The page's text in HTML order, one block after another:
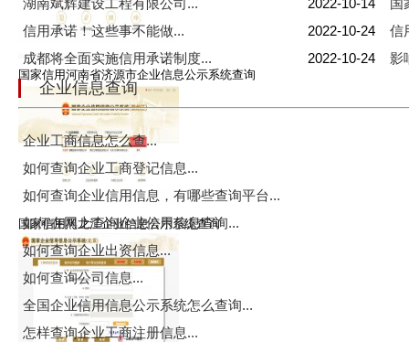
国家信用河南省济源市企业信息公示系统查询
国家信用黑龙江企业信息公示系统查询
湖南斌辉建设工程有限公司...
2022-10-14
信用承诺！这些事不能做...
2022-10-24
成都将全面实施信用承诺制度...
2022-10-24
国
信
影
企业信息查询
企业工商信息怎么查...
如何查询企业工商登记信息...
如何查询企业信用信息，有哪些查询平台...
如何在网上查询企业信用信息查询...
如何查询企业出资信息...
如何查询公司信息...
全国企业信用信息公示系统怎么查询...
怎样查询企业工商注册信息...